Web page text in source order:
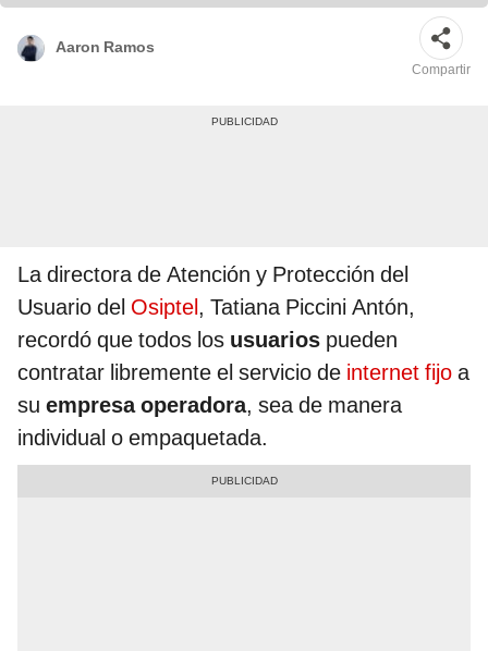
Aaron Ramos
Compartir
La directora de Atención y Protección del
Usuario del Osiptel, Tatiana Piccini Antón,
recordó que todos los usuarios pueden
contratar libremente el servicio de internet fijo a
su empresa operadora, sea de manera
individual o empaquetada.